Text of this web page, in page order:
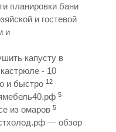
планировки бани
и гостевой
и
капусту в
- 10
и быстро 12
5
из омаров 5
— обзор